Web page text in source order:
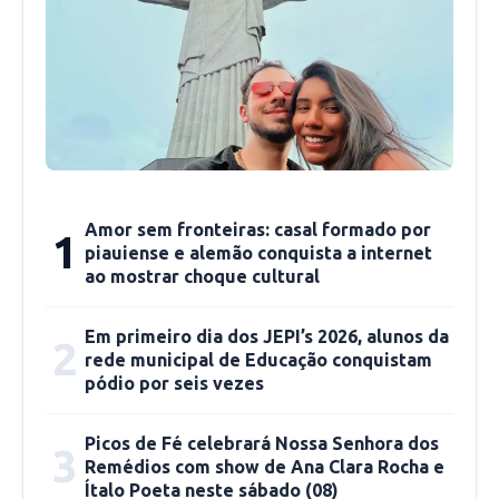
Gerson cresceu bastante e se faz necessário
um volante de contenção.
O Flamengo desencantou sob o comando de
Pedro e Gabigol pode ser sacrificado. Se ficou
Pedro.
desagradar ninguém. Mas vai curtir a boa vitória
diante de um rival duro antes de decidir a
próxima escalação. O Flamengo foi aos 24
imponente, avisando à concorrência que
brigará pelo bicampeonato.
1
Amor sem fronteiras: casal formado por
piauiense e alemão conquista a internet
ao mostrar choque cultural
2 Em primeiro dia dos JEPI’s 2026, alunos da
rede municipal de Educação conquistam
pódio por seis vezes
3 Picos de Fé celebrará Nossa Senhora dos
Remédios com show de Ana Clara Rocha e
Ítalo Poeta neste sábado (08)